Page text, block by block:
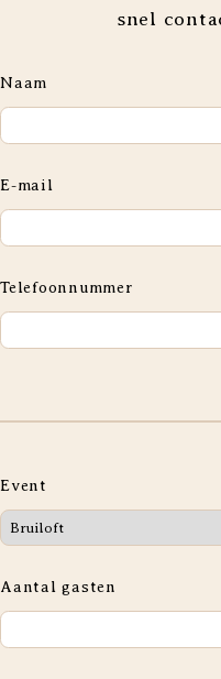
snel
Naam
E-mail
Telefoonnummer
Event
Aantal gasten